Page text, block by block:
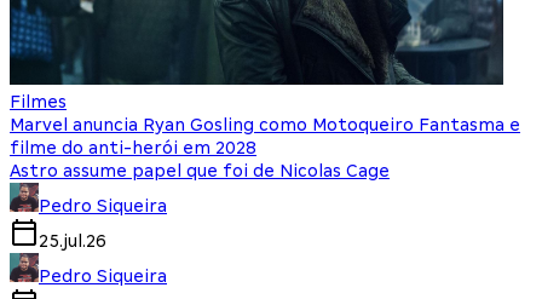
Filmes
Marvel anuncia Ryan Gosling como Motoqueiro Fantasma e
filme do anti-herói em 2028
Astro assume papel que foi de Nicolas Cage
Pedro Siqueira
25.jul.26
Pedro Siqueira